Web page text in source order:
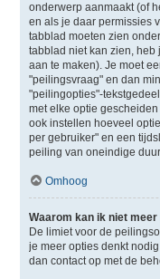
onderwerp aanmaakt (of
en als je daar permissies
tabblad moeten zien
tabblad niet kan zien,
aan te maken). Je moet
"peilingsvraag" en dan
"peilingopties"-
met elke optie
ook instellen hoeveel
per gebruiker" en een
peiling van oneindige
Omhoog
Waarom kan ik niet
De limiet voor de
je meer opties denkt
dan contact op met de